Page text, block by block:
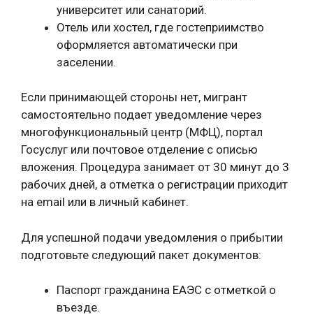
университет или санаторий.
Отель или хостел, где гостеприимство
оформляется автоматически при
заселении.
Если принимающей стороны нет, мигрант
самостоятельно подает уведомление через
многофункциональный центр (МФЦ), портал
Госуслуг или почтовое отделение с описью
вложения. Процедура занимает от 30 минут до 3
рабочих дней, а отметка о регистрации приходит
на email или в личный кабинет.
Для успешной подачи уведомления о прибытии
подготовьте следующий пакет документов:
Паспорт гражданина ЕАЭС с отметкой о
въезде.